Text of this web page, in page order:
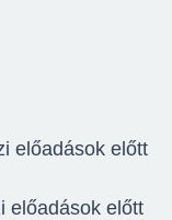
előadások előtt
előadások előtt